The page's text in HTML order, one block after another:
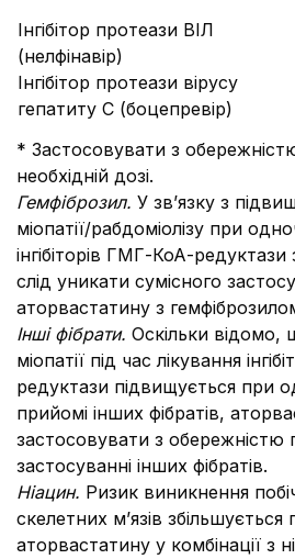
Інгібітор протеази ВІЛ
(нелфінавір)
Інгібітор протеази вірусу
гепатиту С (боцепревір)
* Застосовувати з
необхідній дозі.
Гемфіброзил. У зв’язку з
міопатії/рабдоміолізу при
інгібіторів ГМГ-КоА-
слід уникати сумісного
аторвастатину з
Інші фібрати. Оскільки відомо,
міопатії під час лікування
редуктази підвищується при
прийомі інших фібратів,
застосовувати з обережністю
застосуванні інших фібратів.
Ніацин. Ризик виникнення
скелетних м’язів збільшується
аторвастатину у комбінації з